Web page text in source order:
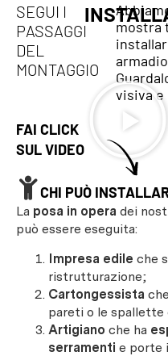
SEGUI I
PASSAGGI
DEL
MONTAGGIO
mostra
visiva e
FAI CLICK
SUL VIDEO
CHI PUÒ
La posa in opera dei
può essere eseguita:
Impresa edile che
ristrutturazione;
Cartongessista
pareti o le
Artigiano che ha
serramenti e porte